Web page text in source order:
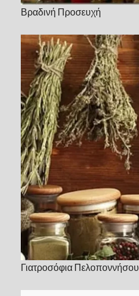
Βραδινή Προσευχή
Γιατροσόφια Πελοποννήσου